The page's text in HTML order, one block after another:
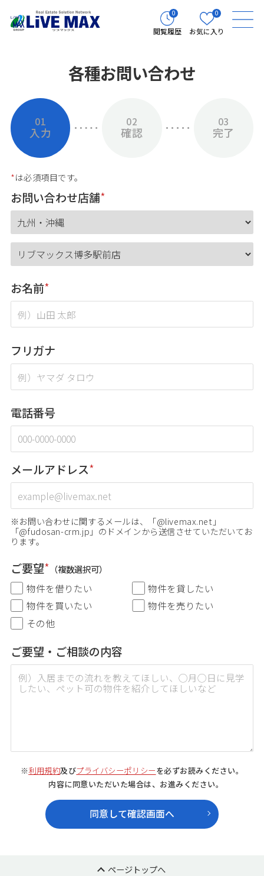
0
閲覧履歴
0
お気に入り
各種お問い合わせ
01
入力
02
確認
03
完了
*は必須項目です。
お問い合わせ店舗*
お名前*
フリガナ
電話番号
メールアドレス*
※お問い合わせに関するメールは、「@livemax.net」
「@fudosan-crm.jp」のドメインから送信させていただいてお
ります。
ご要望* （複数選択可）
物件を借りたい
物件を貸したい
物件を買いたい
物件を売りたい
その他
ご要望・ご相談の内容
※利用規約及びプライバシーポリシーを必ずお読みください。
内容に同意いただいた場合は、お進みください。
同意して確認画面へ
ページトップへ